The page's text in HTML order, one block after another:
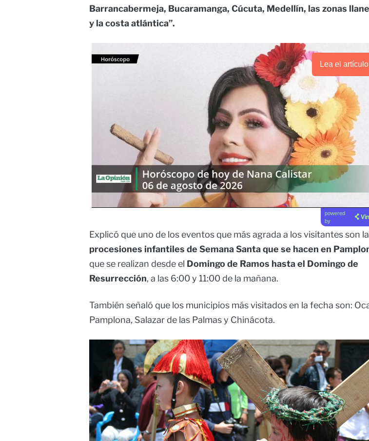
Barrancabermeja, Bucaramanga, Cúcuta, Medellín, las zonas
y la costa atlántica”.
Lea el artículo
powered
by
Explicó que uno de los eventos que más agrada a los visitantes son
procesiones infantiles de Semana Santa que se hacen en
que se realizan desde el Domingo de Ramos hasta el Domingo de
Resurrección, a las 6:00 y 11:00 de la mañana.
También señaló que los municipios más visitados en la fecha son:
Pamplona, Salazar de las Palmas y Chinácota.